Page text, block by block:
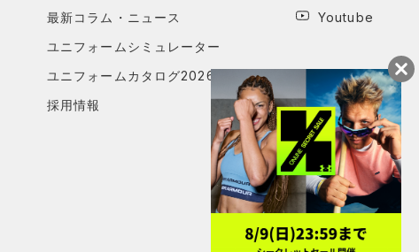
最新コラム・ニュース
ユニフォームシミュレーター
ユニフォームカタログ2026
採用情報
Youtube